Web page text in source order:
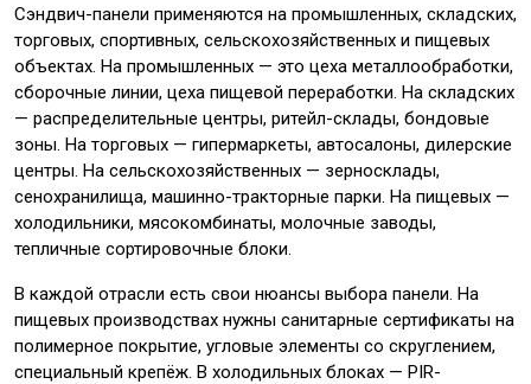
Сэндвич-панели применяются на промышленных, складских,
торговых, спортивных, сельскохозяйственных и пищевых
объектах. На промышленных — это цеха металлообработки,
сборочные линии, цеха пищевой переработки. На складских
— распределительные центры, ритейл-склады, бондовые
зоны. На торговых — гипермаркеты, автосалоны, дилерские
центры. На сельскохозяйственных — зерносклады,
сенохранилища, машинно-тракторные парки. На пищевых —
холодильники, мясокомбинаты, молочные заводы,
тепличные сортировочные блоки.
В каждой отрасли есть свои нюансы выбора панели. На
пищевых производствах нужны санитарные сертификаты на
полимерное покрытие, угловые элементы со скруглением,
специальный крепёж. В холодильных блоках — PIR-